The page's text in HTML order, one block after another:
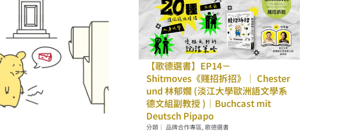
【歌德選書】EP14－
Shitmoves《賤招拆招》｜ Chester
und 林郁嫺 (淡江大學歐洲語文學系
德文組副教授 )｜Buchcast mit
Deutsch Pipapo
分類｜ 品牌合作專區,歌德選書